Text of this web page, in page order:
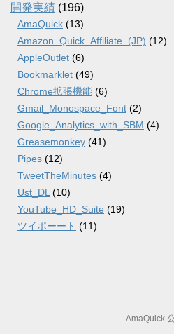
開発実績 (196)
AmaQuick (13)
Amazon_Quick_Affiliate_(JP) (12)
AppleOutlet (6)
Bookmarklet (49)
Chrome拡張機能 (6)
Gmail_Monospace_Font (2)
Google_Analytics_with_SBM (4)
Greasemonkey (41)
Pipes (12)
TweetTheMinutes (4)
Ust_DL (10)
YouTube_HD_Suite (19)
ツイポーート (11)
AmaQuick